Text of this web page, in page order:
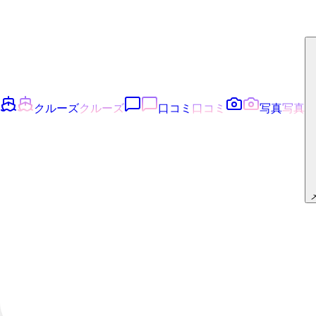
クルーズクルーズ 口コミ 口コミ 写真写真